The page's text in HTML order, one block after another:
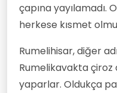
çapına yayılamadı.
herkese kısmet
Rumelihisar, diğer
Rumelikavakta çiroz
yaparlar. Oldukça